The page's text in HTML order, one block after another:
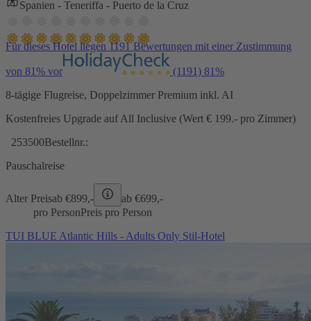
Spanien - Teneriffa - Puerto de la Cruz
Für dieses Hotel liegen 1191 Bewertungen mit einer Zustimmung
von 81% vor (1191) 81%
8-tägige Flugreise, Doppelzimmer Premium inkl. AI
Kostenfreies Upgrade auf All Inclusive (Wert € 199.- pro Zimmer)
253500Bestellnr.:
Pauschalreise
Alter Preisab €899,- ab €699,-
pro PersonPreis pro Person
TUI BLUE Atlantic Hills - Adults Only Stil-Hotel